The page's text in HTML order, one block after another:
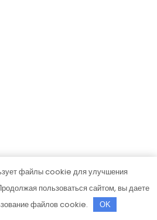
файлы cookie для улучшения
пользоваться сайтом, вы даете
файлов cookie.
OK